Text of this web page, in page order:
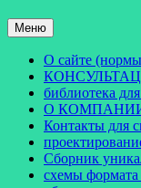
Меню
О сайте
библиотека
О КОМПАНИИ
Контакты для
Сборник
схемы